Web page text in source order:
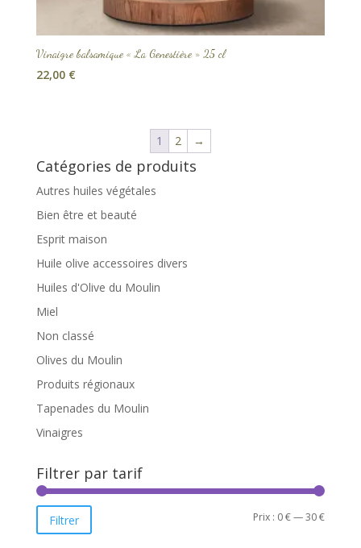
Vinaigre balsamique « La Genestière » 25 cl
22,00 €
1 2 →
Catégories de produits
Autres huiles végétales
Bien être et beauté
Esprit maison
Huile olive accessoires divers
Huiles d'Olive du Moulin
Miel
Non classé
Olives du Moulin
Produits régionaux
Tapenades du Moulin
Vinaigres
Filtrer par tarif
Prix
Prix
Filtrer Prix : 0 €—30 €